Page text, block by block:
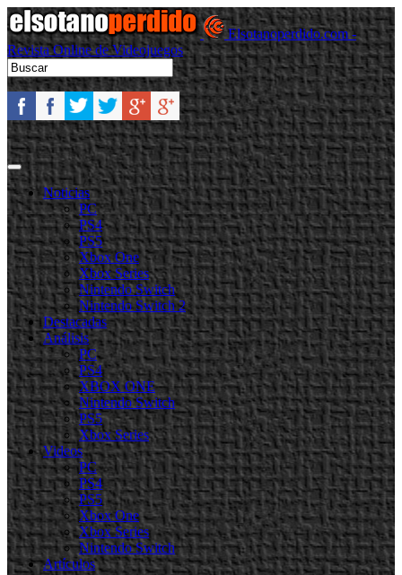
Elsotanoperdido.com -
Revista Online de Videojuegos
Noticias
PC
PS4
PS5
Xbox One
Xbox Series
Nintendo Switch
Nintendo Switch 2
Destacadas
Análisis
PC
PS4
XBOX ONE
Nintendo Switch
PS5
Xbox Series
Videos
PC
PS4
PS5
Xbox One
Xbox Series
Nintendo Switch
Artículos